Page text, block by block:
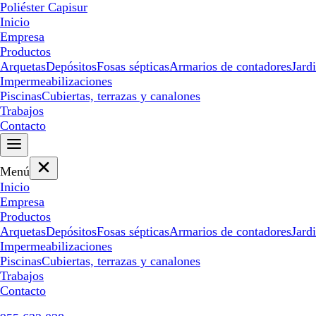
Poliéster Capisur
Inicio
Empresa
Productos
ArquetasDepósitosFosas sépticasArmarios de contadores
Impermeabilizaciones
PiscinasCubiertas, terrazas y canalones
Trabajos
Contacto
Menú
Inicio
Empresa
Productos
ArquetasDepósitosFosas sépticasArmarios de contadores
Impermeabilizaciones
PiscinasCubiertas, terrazas y canalones
Trabajos
Contacto